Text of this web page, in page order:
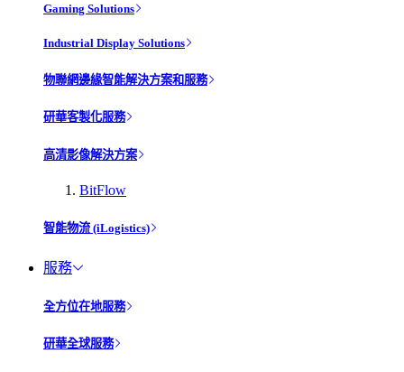
Gaming Solutions
Industrial Display Solutions
物聯網邊緣智能解決方案和服務
研華客製化服務
高清影像解決方案
BitFlow
智能物流 (iLogistics)
服務
全方位在地服務
研華全球服務